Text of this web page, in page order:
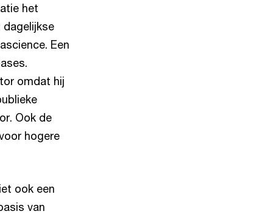
het
Een
omdat hij
Ook de
hogere
ook een
van